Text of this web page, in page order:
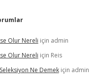
Olur Nereli için admin
Olur Nereli için Reis
Ne Demekiçin admin